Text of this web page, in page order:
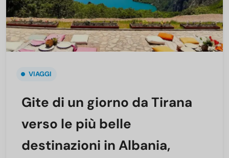
VIAGGI
Gite di un giorno da Tirana
verso le più belle
destinazioni in Albania,